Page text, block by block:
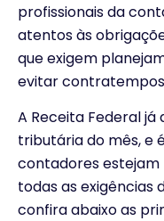
profissionais da
atentos às
que exigem
evitar
A Receita Federal já
tributária do mês, e
contadores
todas as exigências
confira abaixo as